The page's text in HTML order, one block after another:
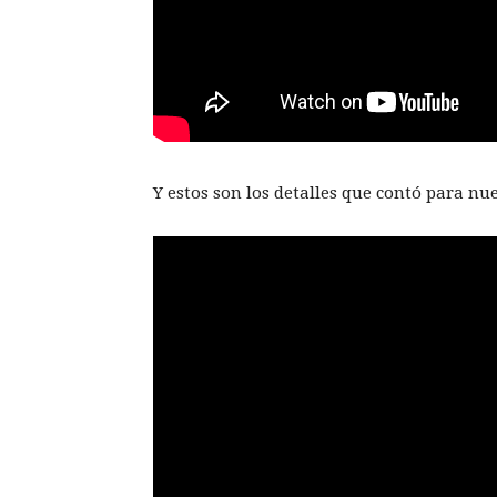
Y estos son los detalles que contó para